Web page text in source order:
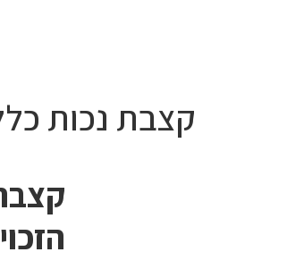
קצבת נכות